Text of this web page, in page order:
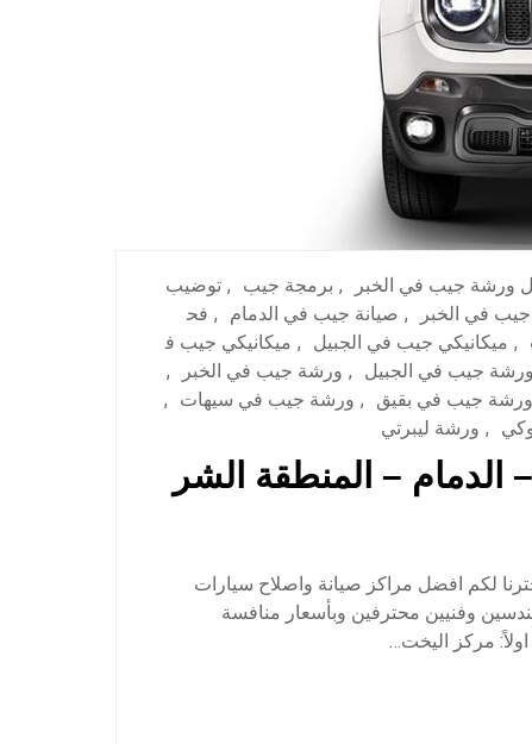
ورشة جيب في الخبر , برمجة جيب , توضيب
في الخبر , صيانة جيب في الدمام , فح
, ميكانيكي جيب في الجبيل , ميكانيكي جيب ف
ورشة جيب في الجبيل , ورشة جيب في الخبر
,
ورشة جيب في بقيق , ورشة جيب في سيهات
,
, ورشة ليبرتي
– المنطقة الشر
لكم افضل مراكز صيانة واصلاح سيارات
وفنيين محترفين وبأسعار منافسة
مركز اليخت…